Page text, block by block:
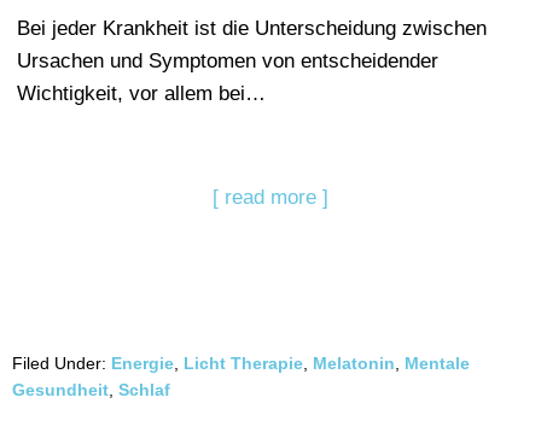
Bei jeder Krankheit ist die Unterscheidung zwischen
Ursachen und Symptomen von entscheidender
Wichtigkeit, vor allem bei…
[ read more ]
Filed Under: Energie Licht Therapie Melatonin
Mentale
Gesundheit Schlaf